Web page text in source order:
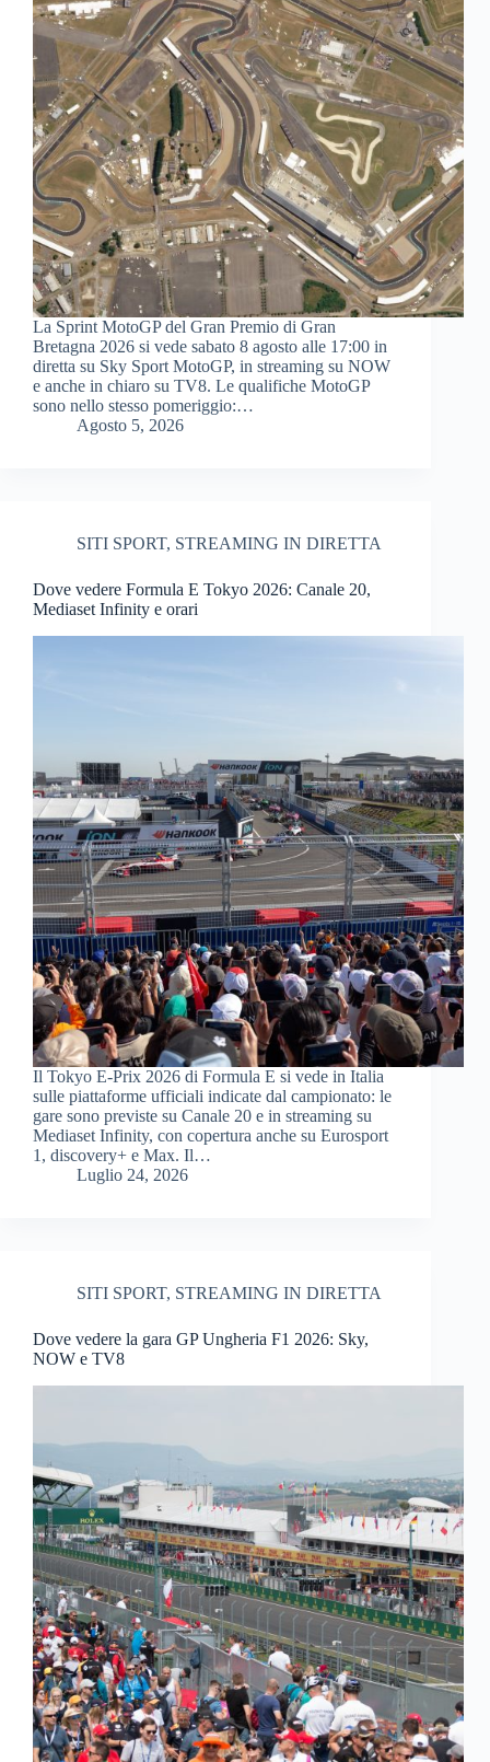
La Sprint MotoGP del Gran Premio di Gran
Bretagna 2026 si vede sabato 8 agosto alle 17:00 in
diretta su Sky Sport MotoGP, in streaming su NOW
e anche in chiaro su TV8. Le qualifiche MotoGP
sono nello stesso pomeriggio:…
Agosto 5, 2026
SITI SPORT, STREAMING IN DIRETTA
Dove vedere Formula E Tokyo 2026: Canale 20,
Mediaset Infinity e orari
Il Tokyo E-Prix 2026 di Formula E si vede in Italia
sulle piattaforme ufficiali indicate dal campionato: le
gare sono previste su Canale 20 e in streaming su
Mediaset Infinity, con copertura anche su Eurosport
1, discovery+ e Max. Il…
Luglio 24, 2026
SITI SPORT, STREAMING IN DIRETTA
Dove vedere la gara GP Ungheria F1 2026: Sky,
NOW e TV8